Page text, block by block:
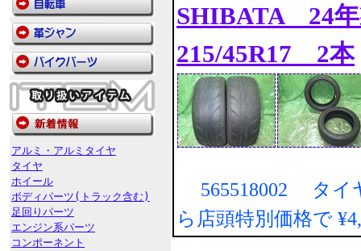
アルミ・アルミタイヤ
タイヤ
ホイール
ボディパーツ(トラック含む)
足回りパーツ
エンジン系パーツ
コンポーネント
SHIBATA 24
215/45R17 2本
565518002 タイ
ら店頭特別価格で